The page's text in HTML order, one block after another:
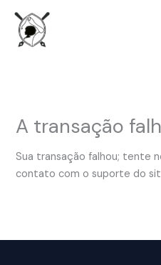
para
A transação
Sua transação falhou; tente
contato com o suporte do